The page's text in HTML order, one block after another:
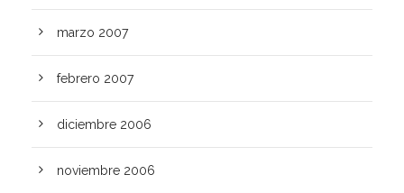
marzo 2007
febrero 2007
diciembre 2006
noviembre 2006